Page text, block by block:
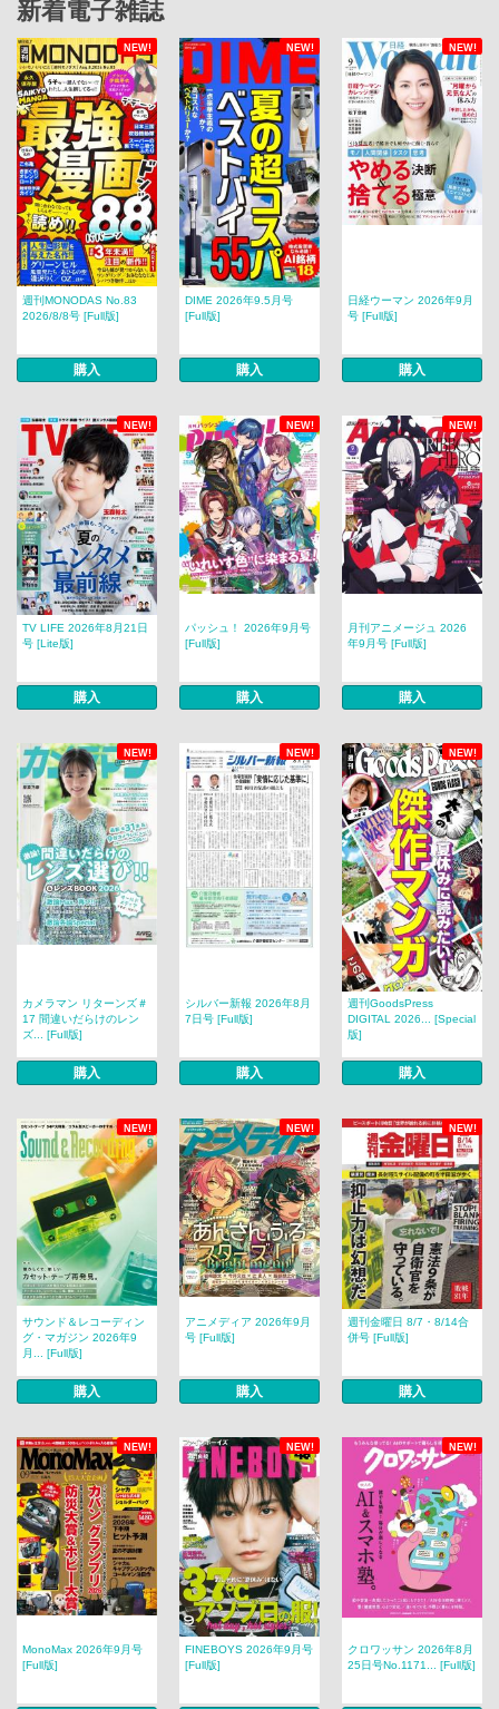
新着電子雑誌
NEW! NEW! NEW!
週刊MONODAS No.83
2026/8/8号 [Full版]
購入
DIME 2026年9.5月号
[Full版]
購入
日経ウーマン 2026年9月
号 [Full版]
購入
NEW! NEW! NEW!
TV LIFE 2026年8月21日
号 [Lite版]
購入
パッシュ！ 2026年9月号
[Full版]
購入
月刊アニメージュ 2026
年9月号 [Full版]
購入
NEW! NEW! NEW!
カメラマン リターンズ＃
17 間違いだらけのレン
ズ... [Full版]
購入
シルバー新報 2026年8月
7日号 [Full版]
購入
週刊GoodsPress
DIGITAL 2026... [Special
版]
購入
NEW! NEW! NEW!
サウンド＆レコーディン
グ・マガジン 2026年9
月... [Full版]
購入
アニメディア 2026年9月
号 [Full版]
購入
週刊金曜日 8/7・8/14合
併号 [Full版]
購入
NEW! NEW! NEW!
MonoMax 2026年9月号
[Full版]
FINEBOYS 2026年9月号
[Full版]
クロワッサン 2026年8月
25日号No.1171... [Full版]